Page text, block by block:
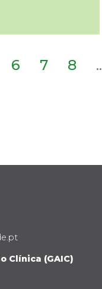
6 7 8
Clínica (GAIC)